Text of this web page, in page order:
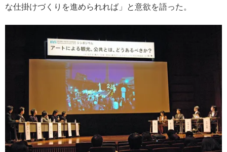
な仕掛けづくりを進められれば」と意欲を語った。